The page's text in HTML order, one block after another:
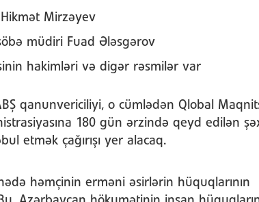
Hikmət Mirzəyev
müdiri Fuad Ələsgərov
hakimləri və digər rəsmilər var
qanunvericiliyi, o cümlədən Qlobal
180 gün ərzində qeyd edilən
etmək çağırışı yer alacaq.
həmçinin erməni əsirlərin hüquqlarının